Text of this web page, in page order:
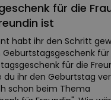
für die
ist
habt ihr den Schritt
für
für die
du ihr den Geburtstag
schon beim Thema